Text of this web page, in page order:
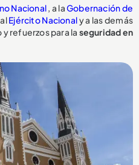
Nacional, a laGobernación de
Ejército Nacionaly a las demás
refuerzos para la seguridad en